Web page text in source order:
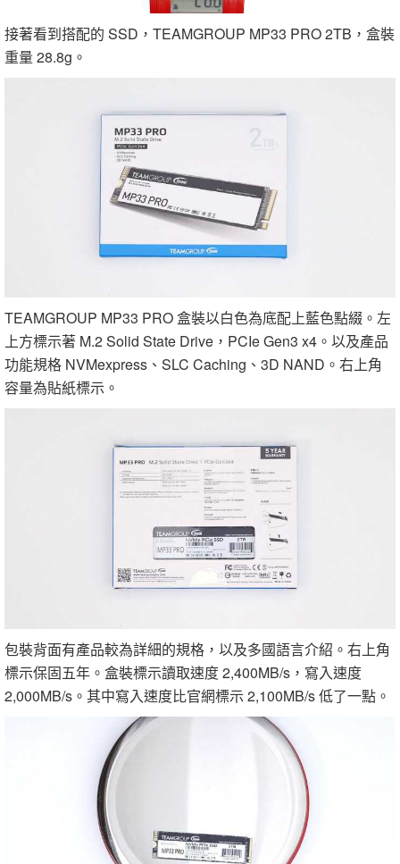
接著看到搭配的 SSD，TEAMGROUP MP33 PRO 2TB，盒裝
重量 28.8g。
TEAMGROUP MP33 PRO 盒裝以白色為底配上藍色點綴。左
上方標示著 M.2 Solid State Drive，PCIe Gen3 x4。以及產品
功能規格 NVMexpress、SLC Caching、3D NAND。右上角
容量為貼紙標示。
包裝背面有產品較為詳細的規格，以及多國語言介紹。右上角
標示保固五年。盒裝標示讀取速度 2,400MB/s，寫入速度
2,000MB/s。其中寫入速度比官網標示 2,100MB/s 低了一點。